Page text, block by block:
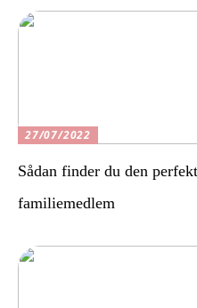
27/07/2022
Sådan finder du den
familiemedlem